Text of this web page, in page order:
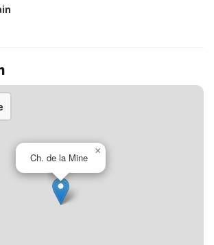
Ch. de la Mine
×